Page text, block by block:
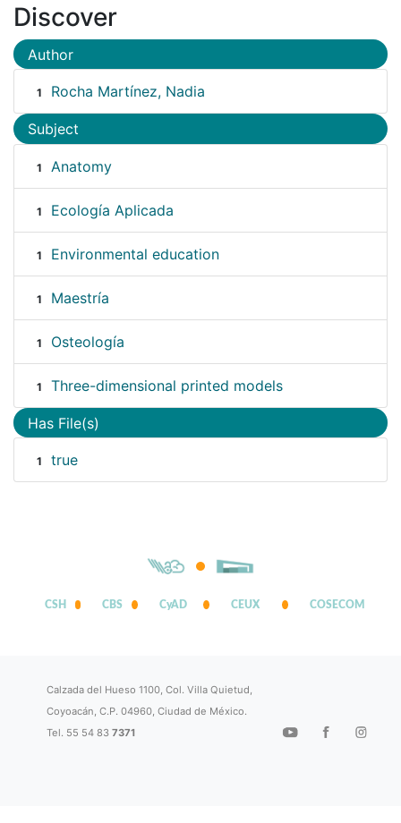
Discover
Author
1 Rocha Martínez, Nadia
Subject
1 Anatomy
1 Ecología Aplicada
1 Environmental education
1 Maestría
1 Osteología
1 Three-dimensional printed models
Has File(s)
1 true
CSH CBS CyAD CEUX COSECOM
Calzada del Hueso 1100, Col. Villa Quietud,
Coyoacán, C.P. 04960, Ciudad de México.
Tel. 55 54 837371